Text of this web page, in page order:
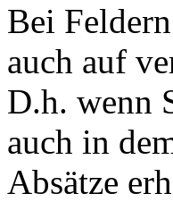
Bei
auch auf
D.h. wenn
auch in
Absätze